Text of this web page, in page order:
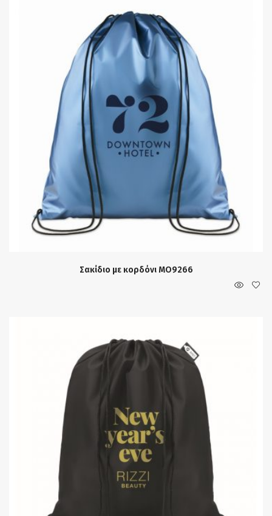
Σακίδιο με κορδόνι MO9266